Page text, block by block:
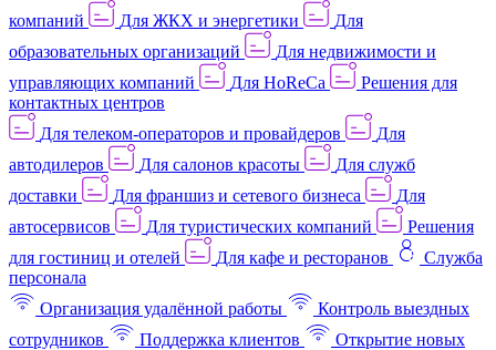
компаний
Для ЖКХ и энергетики
Для
образовательных организаций
Для недвижимости и
управляющих компаний
Для HoReCa
Решения для
контактных центров
Для телеком-операторов и провайдеров
Для
автодилеров
Для салонов красоты
Для служб
доставки
Для франшиз и сетевого бизнеса
Для
автосервисов
Для туристических компаний
Решения
для гостиниц и отелей
Для кафе и ресторанов
Служба
персонала
Организация удалённой работы
Контроль выездных
сотрудников
Поддержка клиентов
Открытие новых